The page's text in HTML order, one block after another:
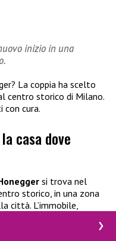
inizio in una
La coppia ha scelto
centro storico di Milano.
con cura.
casa dove
si trova nel
storico, in una zona
città. L’immobile,
come il nuovo
il
primo figlio